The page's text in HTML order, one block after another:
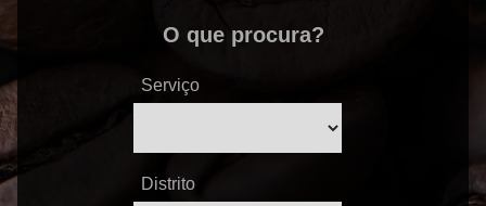
O que procura?
Serviço
Distrito